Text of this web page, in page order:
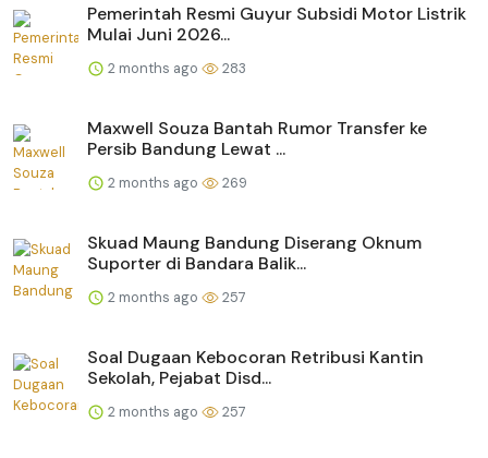
Pemerintah Resmi Guyur Subsidi Motor Listrik
Mulai Juni 2026...
2 months ago 283
Maxwell Souza Bantah Rumor Transfer ke
Persib Bandung Lewat ...
2 months ago 269
Skuad Maung Bandung Diserang Oknum
Suporter di Bandara Balik...
2 months ago 257
Soal Dugaan Kebocoran Retribusi Kantin
Sekolah, Pejabat Disd...
2 months ago 257